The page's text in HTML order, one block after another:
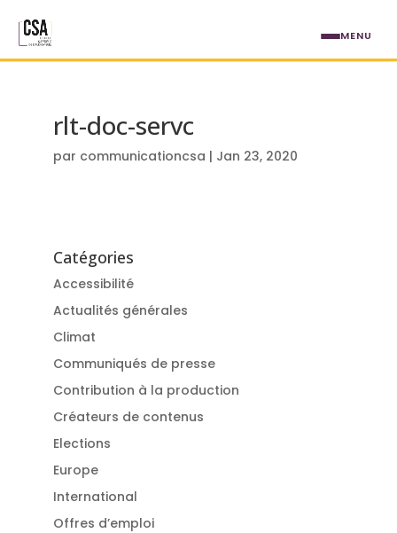
rlt-doc-servc
par communicationcsa | Jan 23, 2020
Catégories
Accessibilité
Actualités générales
Climat
Communiqués de presse
Contribution à la production
Créateurs de contenus
Elections
Europe
International
Offres d’emploi
MENU